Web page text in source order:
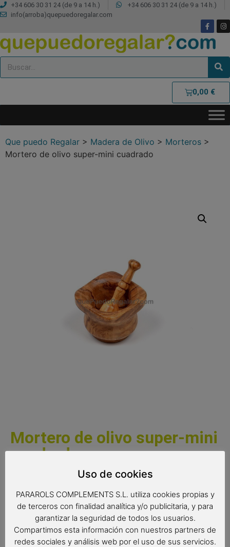
+34 606 30 31 24 (de 9 a 14 h.)
+34 606 30 31 24 (de 9 a 14 h.)
info(arroba)quepuedoregalar.com
0,00 €
Que puedo Regalar > Madera de Olivo > Morteros >
Mortero de olivo super-mini cuadrado
Mortero de olivo super-mini
cuadrado
Mortero super-mini de madera de olivo para decoración.
Medidas: 5.5 x 4.5 cm.
Uso de cookies
PARAROLS COMPLEMENTS S.L. utiliza cookies propias y
de terceros con finalidad analítica y/o publicitaria, y para
garantizar la seguridad de todos los usuarios.
Compartimos esta información con nuestros partners de
redes sociales y análisis web por el uso de sus servicios.